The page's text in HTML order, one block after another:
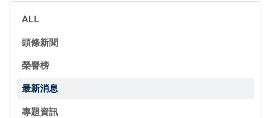
ALL
頭條新聞
榮譽榜
最新消息
專題資訊